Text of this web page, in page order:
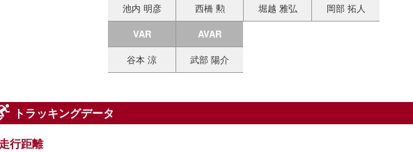
池内 明彦
西橋 勲 堀越 雅弘
岡部 拓人
VAR
AVAR
谷本 涼
武部 陽介
トラッキングデータ
行距離